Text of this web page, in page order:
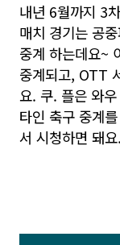
내년 6월까지 3
매치 경기는 공
중계 하는데요~
중계되고, OTT
요. 쿠. 플은 와
타인 축구 중계
서 시청하면 돼요.